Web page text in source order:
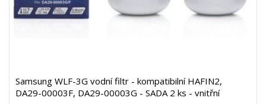
Samsung WLF-3G vodní filtr - kompatibilní HAFIN2,
DA29-00003F, DA29-00003G - SADA 2 ks - vnitřní